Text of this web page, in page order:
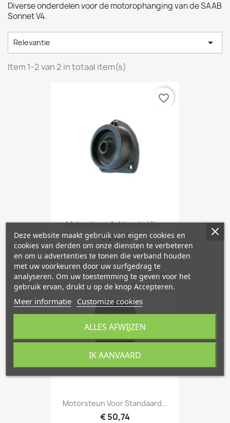
Diverse onderdelen voor de motorophanging van de SAAB
Sonnet V4.
Relevantie 
Item 1-2 van 2 in totaal item(s)
Motorsteun Achterste V4,...
€ 231,11
favorite_border
Motorsteun Voor Standaard...
€ 50,74
favorite_border
Deze website maakt gebruik van eigen cookies en
cookies van derden om onze diensten te verbeteren
en om u advertenties te tonen die verband houden
met uw voorkeuren door uw surfgedrag te
analyseren. Om uw toestemming te geven voor het
gebruik ervan, drukt u op de knop Accepteren.
Meer informatie Customize cookies
ALLES AFWIJZEN
IK AANVAARD